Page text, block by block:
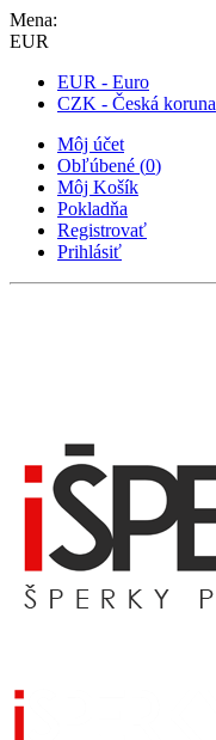
Mena:
EUR
EUR - Euro
CZK - Česká koruna
Môj účet
Obľúbené (0)
Môj Košík
Pokladňa
Registrovať
Prihlásiť